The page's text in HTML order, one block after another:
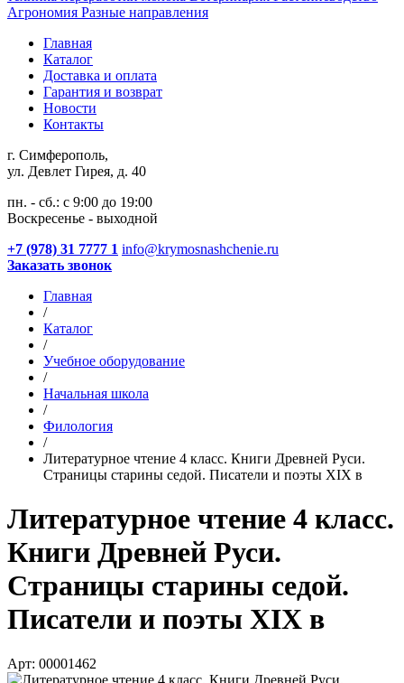
Агрономия Разные направления
Главная
Каталог
Доставка и оплата
Гарантия и возврат
Новости
Контакты
г. Симферополь,
ул. Девлет Гирея, д. 40
пн. - сб.: с 9:00 до 19:00
Воскресенье - выходной
+7 (978) 31 7777 1 info@krymosnashchenie.ru
Заказать звонок
Главная
/
Каталог
/
Учебное оборудование
/
Начальная школа
/
Филология
/
Литературное чтение 4 класс. Книги Древней Руси.
Страницы старины седой. Писатели и поэты XIX в
Литературное чтение 4 класс.
Книги Древней Руси.
Страницы старины седой.
Писатели и поэты XIX в
Арт: 00001462